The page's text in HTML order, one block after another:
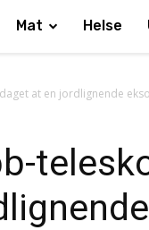
Mat Helse
at en jordlignende